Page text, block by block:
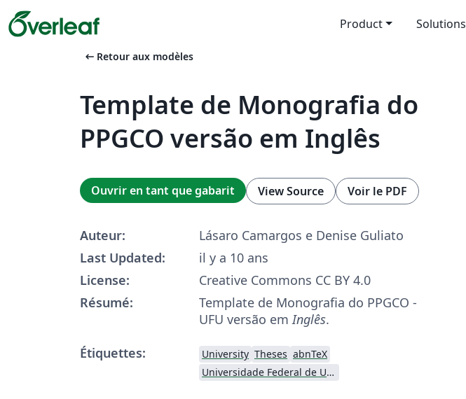
Product Solutions
arrow_left_alt Retour aux modèles
Template de Monografia do
PPGCO versão em Inglês
Ouvrir en tant que gabarit View Source Voir le PDF
Auteur:
Lásaro Camargos e Denise Guliato
Last Updated:
il y a 10 ans
License:
Creative Commons CC BY 4.0
Résumé:
Template de Monografia do PPGCO -
UFU versão em Inglês.
Étiquettes:
University Theses abnTeX
Universidade Federal de Uberlândia (UFU)